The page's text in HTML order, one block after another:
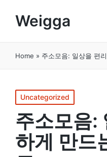
Weigga
Home » 주소모음: 일상을 편
Posted
in
Uncategorized
주소모음:
하게 만드